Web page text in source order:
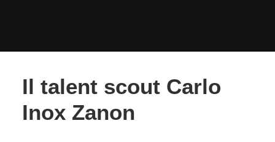
Il talent scout Carlo
Inox Zanon